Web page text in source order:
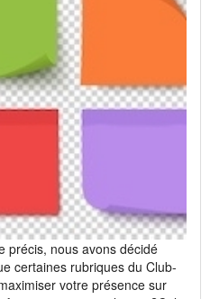
précis, nous avons décidé
certaines rubriques du Club-
votre présence sur